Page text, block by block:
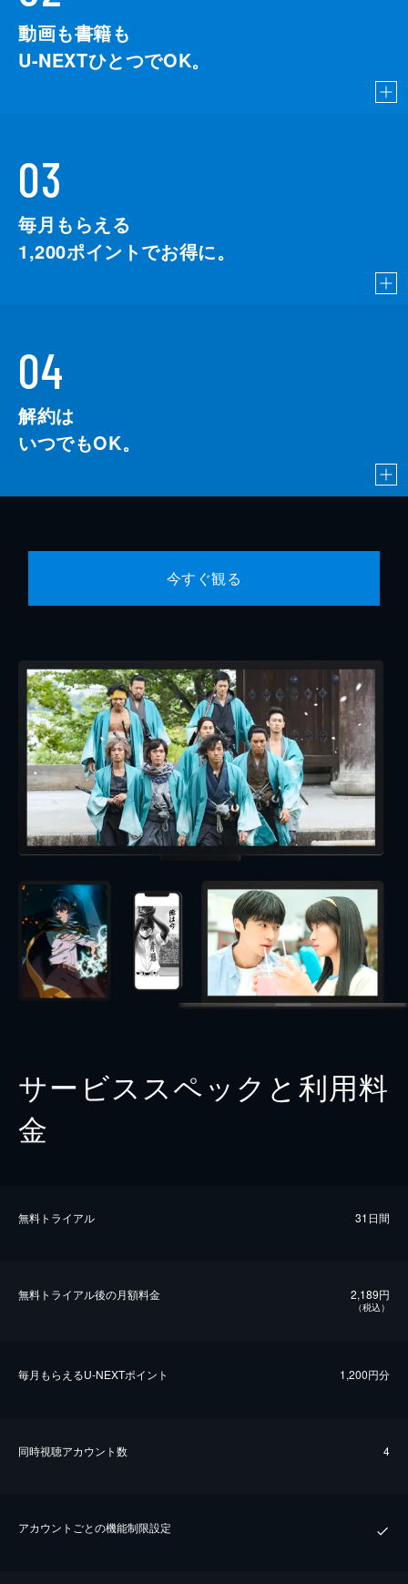
動画も書籍も
U-NEXTひとつでOK。
03
毎月もらえる
1,200ポイントでお得に。
04
解約は
いつでもOK。
今すぐ観る
サービススペックと利用料
金
無料トライアル 31日間
無料トライアル後の⽉額料金 2,189円
（税込）
毎⽉もらえるU-NEXTポイント 1,200円分
同時視聴アカウント数 4
アカウントごとの機能制限設定